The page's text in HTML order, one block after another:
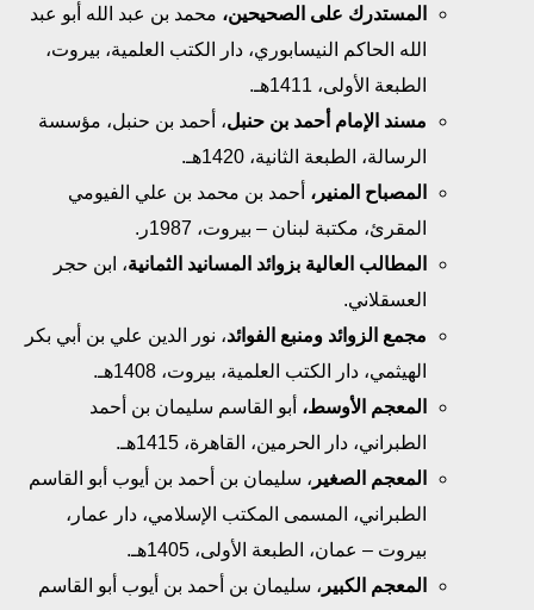
المستدرك على الصحيحين، محمد بن عبد الله أبو عبد
الله الحاكم النيسابوري، دار الكتب العلمية، بيروت،
الطبعة الأولى، 1411هـ.
مسند الإمام أحمد بن حنبل، أحمد بن حنبل، مؤسسة
الرسالة، الطبعة الثانية، 1420هـ.
المصباح المنير، أحمد بن محمد بن علي الفيومي
المقرئ، مكتبة لبنان – بيروت، 1987ر.
المطالب العالية بزوائد المسانيد الثمانية، ابن حجر
العسقلاني.
مجمع الزوائد ومنبع الفوائد، نور الدين علي بن أبي بكر
الهيثمي، دار الكتب العلمية، بيروت، 1408هـ.
المعجم الأوسط، أبو القاسم سليمان بن أحمد
الطبراني، دار الحرمين، القاهرة، 1415هـ.
المعجم الصغير ، سليمان بن أحمد بن أيوب أبو القاسم
الطبراني، المسمى المكتب الإسلامي، دار عمار،
بيروت – عمان، الطبعة الأولى، 1405هـ.
المعجم الكبير ، سليمان بن أحمد بن أيوب أبو القاسم